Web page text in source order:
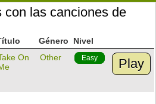
con las canciones de
Género
Nivel
On
Other Easy Play